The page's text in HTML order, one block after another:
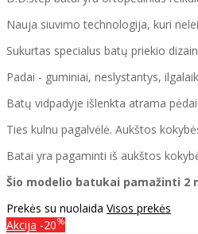
Nauja siuvimo technologija, kuri
Sukurtas specialus batų priekio
Padai - guminiai, neslystantys,
Batų vidpadyje išlenkta atrama
Ties kulnu pagalvėlė. Aukštos
Batai yra pagaminti iš aukštos
Šio modelio batukai pamažinti 2
Prekės su nuolaida Visos prekės
Akcija -20%